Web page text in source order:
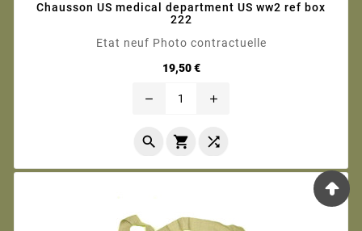
Chausson US medical department US ww2 ref box
222
Etat neuf Photo contractuelle
19,50 €Prix
remove add
  